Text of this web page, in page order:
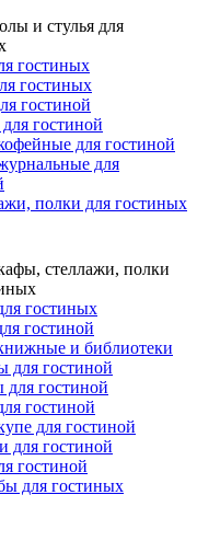
и стулья для
гостиных
гостиных
гостиной
гостиной
для гостиной
для
полки для гостиных
стеллажи, полки
гостиных
гостиной
и библиотеки
для гостиной
гостиной
гостиной
для гостиной
для гостиной
гостиной
для гостиных